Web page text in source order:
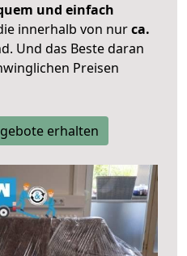
und einfach
innerhalb von nurca.
Und das Beste daran
Preisen
erhalten